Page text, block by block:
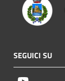
SEGUICI SU